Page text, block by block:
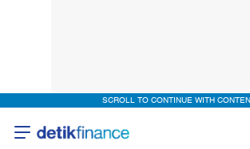
SCROLL TO CONTINUE WITH